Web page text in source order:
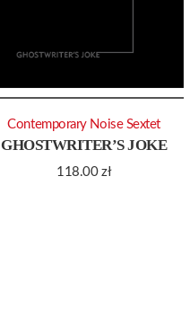
GHOSTWRITER’S JOKE
118.00zł
Contemporary Noise Sextet